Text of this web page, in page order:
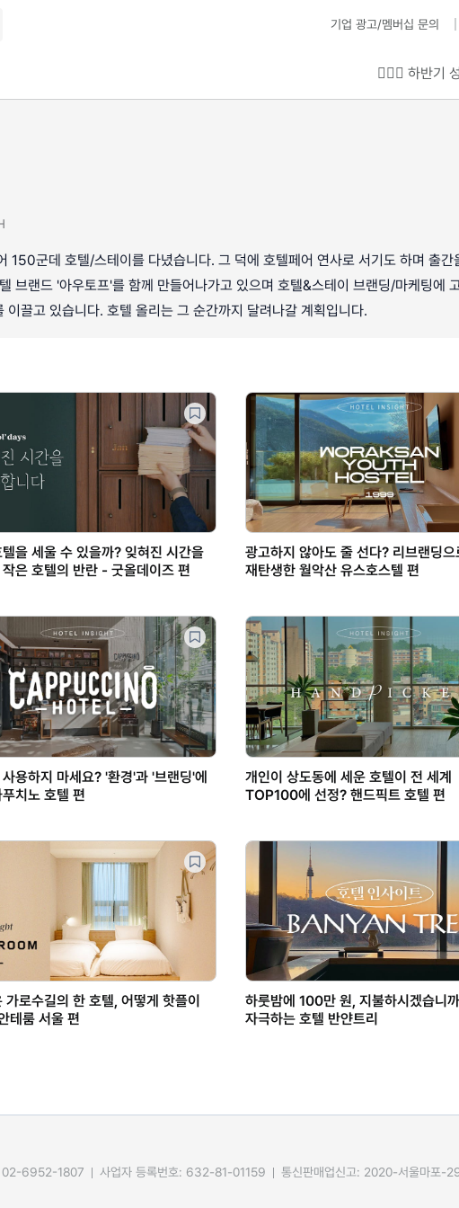
기업 광고/멤버십 문의
💁🏻‍♂️ 하반기
150군데 호텔/스테이를 다녔습니다. 그 덕에 호텔페어 연사로 서기도 하며 출간
브랜드 '아우토프'를 함께 만들어나가고 있으며 호텔&스테이 브랜딩/마케팅에
끌고 있습니다. 호텔 올리는 그 순간까지 달려나갈 계획입니다.
을 세울 수 있을까? 잊혀진 시간을
은 호텔의 반란 - 굿올데이즈 편
광고하지 않아도 줄 선다? 리브랜딩으
재탄생한 월악산 유스호스텔 편
용하지 마세요? '환경'과 '브랜딩'에
치노 호텔 편
개인이 상도동에 세운 호텔이 전 세계
TOP100에 선정? 핸드픽트 호텔 편
가로수길의 한 호텔, 어떻게 핫플이
테룸 서울 편
하룻밤에 100만 원, 지불하시겠습니
자극하는 호텔 반얀트리
02-6952-1807 사업자 등록번호: 632-81-01159
통신판매업신고: 2020-서울마포-